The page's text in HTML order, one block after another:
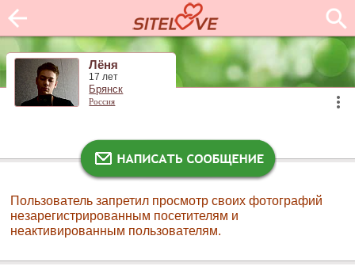
Лёня
17 лет
Брянск
Россия
Пользователь запретил просмотр своих фотографий
незарегистрированным посетителям и
неактивированным пользователям.